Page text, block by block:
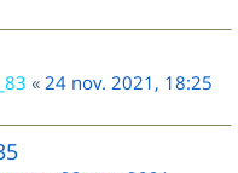
« 24 nov. 2021, 18:25